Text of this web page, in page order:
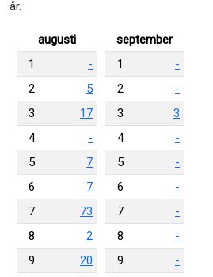
år.
augusti
1
-
2
5
3
17
4
-
5
7
6
7
7
73
8
2
9
20
september
1
-
2
-
3
3
4
-
5
-
6
-
7
-
8
-
9
-